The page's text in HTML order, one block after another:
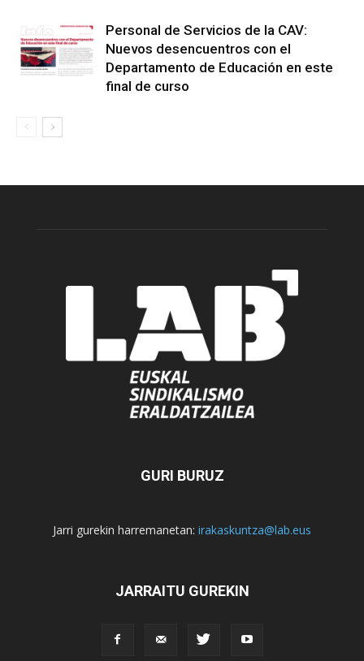
Personal de Servicios de la CAV:
Nuevos desencuentros con el
Departamento de Educación en este
final de curso
GURI BURUZ
Jarri gurekin harremanetan: irakaskuntza@lab.eus
JARRAITU GUREKIN